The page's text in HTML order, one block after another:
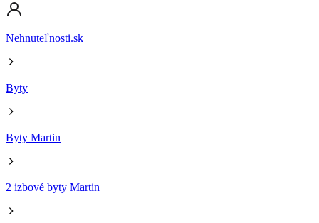
Nehnuteľnosti.sk
Byty
Byty Martin
2 izbové byty Martin